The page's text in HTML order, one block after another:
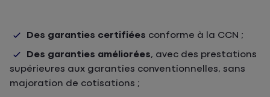
Des garanties certifiées conforme à la CCN ;
Des garanties améliorées, avec des prestations
supérieures aux garanties conventionnelles, sans
majoration de cotisations ;